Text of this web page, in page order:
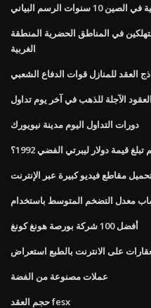
سنوات الرسم البياني
في المناطق الحضرية المنطقة
الغربية
العقد للمنازل قوات الدفاع الشعبي
العقود الآجلة للذهب في آخر يوم تداول
دورات التداول اليوم مدينة نيويورك
تبلغ قيمة دولار ليبرتي الفضي 1992؟
مقاطع فيديو كبيرة عبر الإنترنت
أفضل 100 شركة بورصة هونغ كونغ
على الانترنت بالطبع استعراض
عملات مصنوعة من الفضة
حجم العقد fesx